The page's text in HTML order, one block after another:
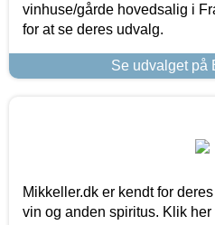
vinhuse/gårde hovedsalig i
for at se deres udvalg.
Se udvalget på
Mikkeller.dk er kendt for
vin og anden spiritus. Klik